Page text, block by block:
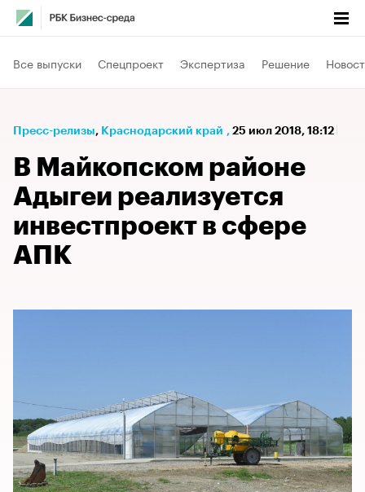
Все выпуски Спецпроект Экспертиза Решение
Пресс-релизы⁠, Краснодарский край , 25 июл 2018, 18:12
В Майкопском районе
Адыгеи реализуется
инвестпроект в сфере
АПК